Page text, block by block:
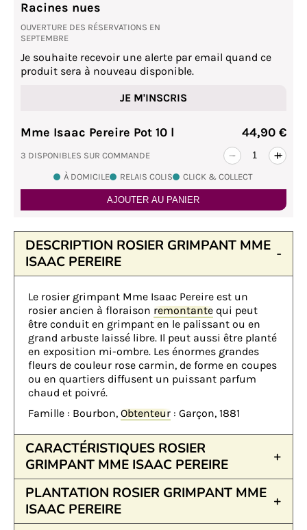
Racines nues
OUVERTURE DES RÉSERVATIONS EN
SEPTEMBRE
Je souhaite recevoir une alerte par email quand ce
produit sera à nouveau disponible.
JE M'INSCRIS
Mme Isaac Pereire Pot 10 l
3 DISPONIBLES SUR COMMANDE - +
44,90 €
À DOMICILE RELAIS COLIS CLICK & COLLECT
AJOUTER AU PANIER
DESCRIPTION ROSIER GRIMPANT MME
ISAAC PEREIRE
Le rosier grimpant Mme Isaac Pereire est un
rosier ancien à floraison remontante qui peut
être conduit en grimpant en le palissant ou en
grand arbuste laissé libre. Il peut aussi être planté
en exposition mi-ombre. Les énormes grandes
fleurs de couleur rose carmin, de forme en coupes
ou en quartiers diffusent un puissant parfum
chaud et poivré.
Famille : Bourbon, Obtenteur : Garçon, 1881
CARACTÉRISTIQUES ROSIER
GRIMPANT MME ISAAC PEREIRE
PLANTATION ROSIER GRIMPANT MME
ISAAC PEREIRE